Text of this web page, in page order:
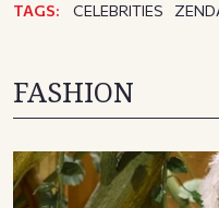
TAGS: CELEBRITIES
FASHION